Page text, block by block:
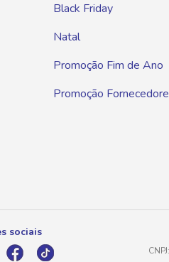
Black Friday
Natal
Promoção Fim de Ano
Promoção
sociais